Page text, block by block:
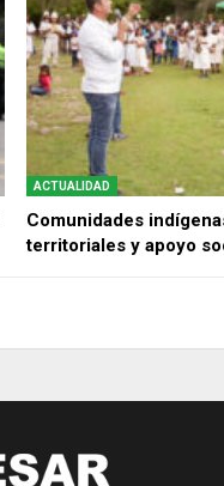
ACTUALIDAD
Comunidades
territoriales y apoyo